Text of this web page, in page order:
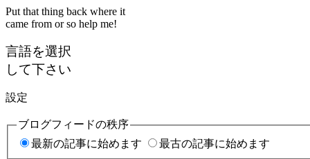
Put that thing back where it
came from or so help me!
言語を選択
して下さい
設定
ブログフィードの秩序
最新の記事に始めます
最古の記事に始めます